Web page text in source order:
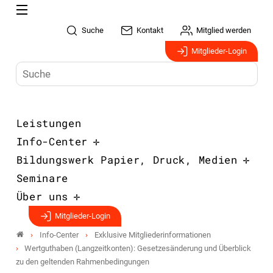
Suche Kontakt Mitglied werden
Mitglieder-Login
Leistungen
Info-Center
Bildungswerk Papier, Druck, Medien
Seminare
Über uns
Mitglieder-Login
Info-Center
Exklusive Mitgliederinformationen
Wertguthaben (Langzeitkonten): Gesetzesänderung und Überblick
zu den geltenden Rahmenbedingungen